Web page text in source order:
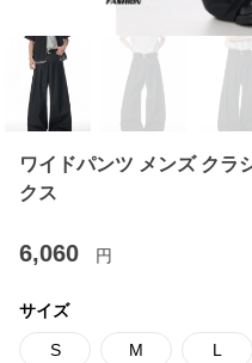
ワイドパンツ メンズ クラ
クス
6,060 円
サイズ
S M L